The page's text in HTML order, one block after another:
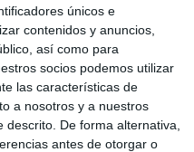
únicos e
contenidos y anuncios,
así como para
socios podemos utilizar
las características de
a nosotros y a nuestros
De forma alternativa,
antes de otorgar o